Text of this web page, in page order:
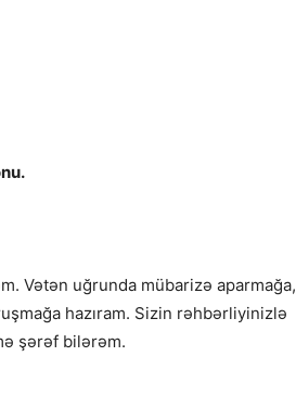
Vətən uğrunda mübarizə aparmağa,
hazıram. Sizin rəhbərliyinizlə
şərəf bilərəm.